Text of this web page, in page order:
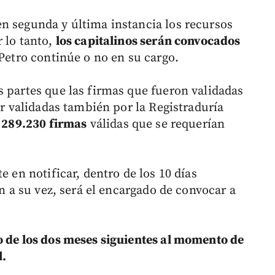
segunda y última instancia los recursos
lo tanto, los capitalinos serán convocados
continúe o no en su cargo.
partes que las firmas que fueron validadas
también por la Registraduría
firmas válidas que se requerían
en notificar, dentro de los 10 días
su vez, será el encargado de convocar a
los dos meses siguientes al momento de